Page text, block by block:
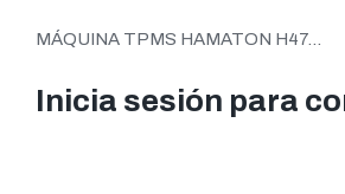
MÁQUINA TPMS HAMATON H47...
Inicia sesión para